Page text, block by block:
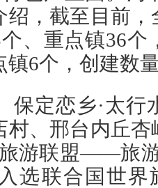
绍，截至目前
、重点镇36
镇6个，创建数
保定恋乡·太行
村、邢台内丘
游联盟——旅
选联合国世界